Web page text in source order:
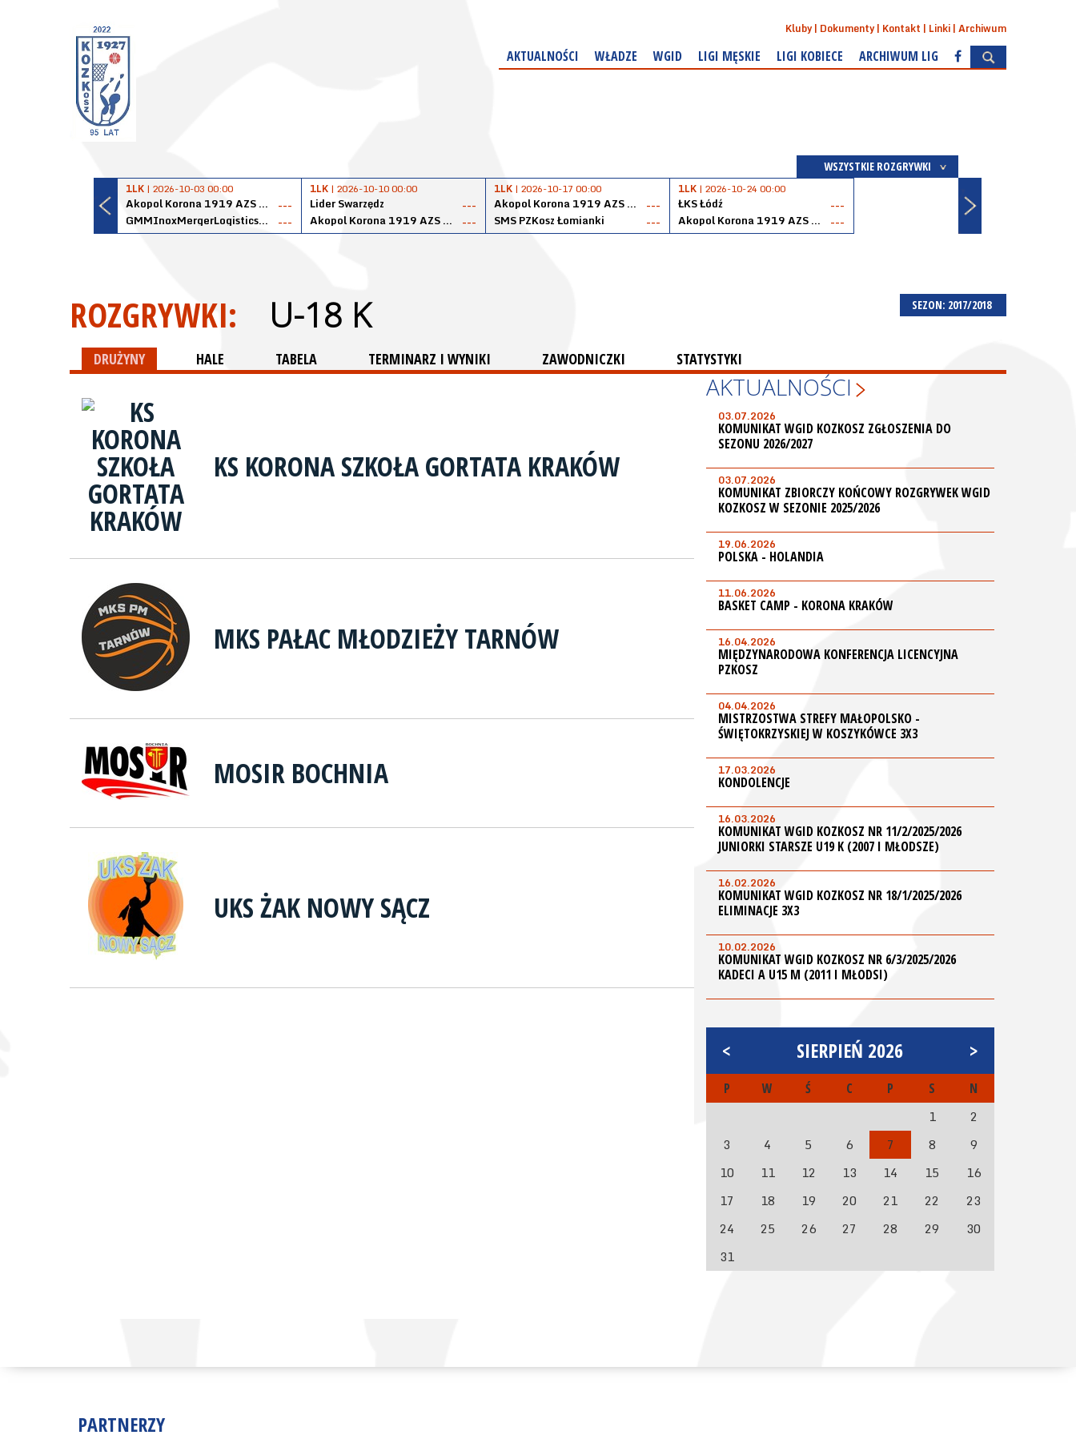
Kluby Dokumenty Kontakt Linki Archiwum
AKTUALNOŚCI WŁADZE WGID LIGI MĘSKIE LIGI KOBIECE ARCHIWUM LIG
WSZYSTKIE ROZGRYWKI
1LK | 2026-10-03 00:00
Akopol Korona 1919 AZS PK Kraków
---
GMMInoxMergerLogisticsPanteryŁańcut
---
1LK | 2026-10-10 00:00
Lider Swarzędz
---
Akopol Korona 1919 AZS PK Kraków
---
1LK | 2026-10-17 00:00
Akopol Korona 1919 AZS PK Kraków
---
SMS PZKosz Łomianki
---
1LK | 2026-10-24 00:00
ŁKS Łódź
---
Akopol Korona 1919 AZS PK Kraków
---
SEZON: 2017/2018
ROZGRYWKI: U-18 K
DRUŻYNY HALE TABELA TERMINARZ I WYNIKI ZAWODNICZKI STATYSTYKI
KS KORONA SZKOŁA GORTATA KRAKÓW
MKS PAŁAC MŁODZIEŻY TARNÓW
MOSIR BOCHNIA
UKS ŻAK NOWY SĄCZ
AKTUALNOŚCI
03.07.2026
KOMUNIKAT WGID KOZKOSZ ZGŁOSZENIA DO
SEZONU 2026/2027
03.07.2026
KOMUNIKAT ZBIORCZY KOŃCOWY ROZGRYWEK WGID
KOZKOSZ W SEZONIE 2025/2026
19.06.2026
POLSKA - HOLANDIA
11.06.2026
BASKET CAMP - KORONA KRAKÓW
16.04.2026
MIĘDZYNARODOWA KONFERENCJA LICENCYJNA
PZKOSZ
04.04.2026
MISTRZOSTWA STREFY MAŁOPOLSKO -
ŚWIĘTOKRZYSKIEJ W KOSZYKÓWCE 3X3
17.03.2026
KONDOLENCJE
16.03.2026
KOMUNIKAT WGID KOZKOSZ NR 11/2/2025/2026
JUNIORKI STARSZE U19 K (2007 I MŁODSZE)
16.02.2026
KOMUNIKAT WGID KOZKOSZ NR 18/1/2025/2026
ELIMINACJE 3X3
10.02.2026
KOMUNIKAT WGID KOZKOSZ NR 6/3/2025/2026
KADECI A U15 M (2011 I MŁODSI)
< SIERPIEŃ 2026 >
P W Ś C P S N
1
2
3
4 5 6 7 8
9
10
11 12 13 14 15
16
17
18 19 20 21 22
23
24
25 26 27 28 29
30
31
PARTNERZY